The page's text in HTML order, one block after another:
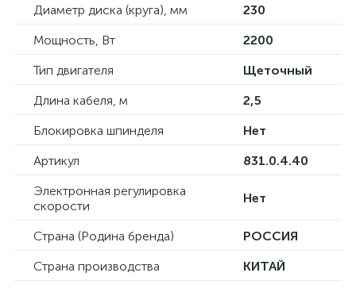
Диаметр диска (круга), мм
230
Мощность, Вт
2200
Тип двигателя
Щеточный
Длина кабеля, м
2,5
Блокировка шпинделя
Нет
Артикул
831.0.4.40
Электронная регулировка
скорости
Нет
Страна (Родина бренда)
РОССИЯ
Страна производства
КИТАЙ